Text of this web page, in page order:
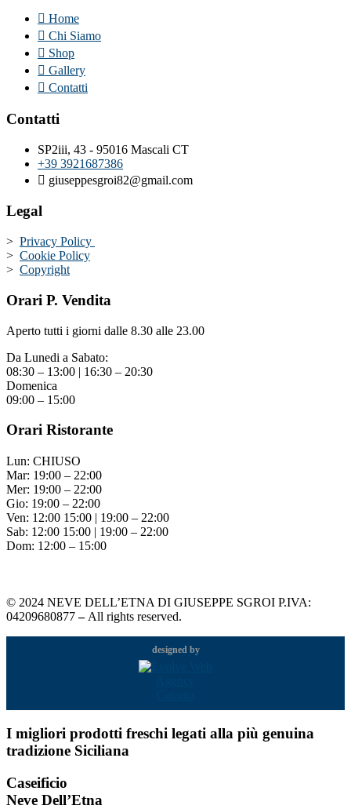
Home
Chi Siamo
Shop
Gallery
Contatti
Contatti
SP2iii, 43 - 95016 Mascali CT
+39 3921687386
giuseppesgroi82@gmail.com
Legal
> Privacy Policy
> Cookie Policy
> Copyright
Orari P. Vendita
Aperto tutti i giorni dalle 8.30 alle 23.00
Da Lunedi a Sabato:
08:30 – 13:00 | 16:30 – 20:30
Domenica
09:00 – 15:00
Orari Ristorante
Lun: CHIUSO
Mar: 19:00 – 22:00
Mer: 19:00 – 22:00
Gio: 19:00 – 22:00
Ven: 12:00 15:00 | 19:00 – 22:00
Sab: 12:00 15:00 | 19:00 – 22:00
Dom: 12:00 – 15:00
© 2024 NEVE DELL’ETNA DI GIUSEPPE SGROI P.IVA:
04209680877–All rights reserved.
designed by
I migliori prodotti freschi legati alla più genuina
tradizione Siciliana
Caseificio
Neve Dell’Etna